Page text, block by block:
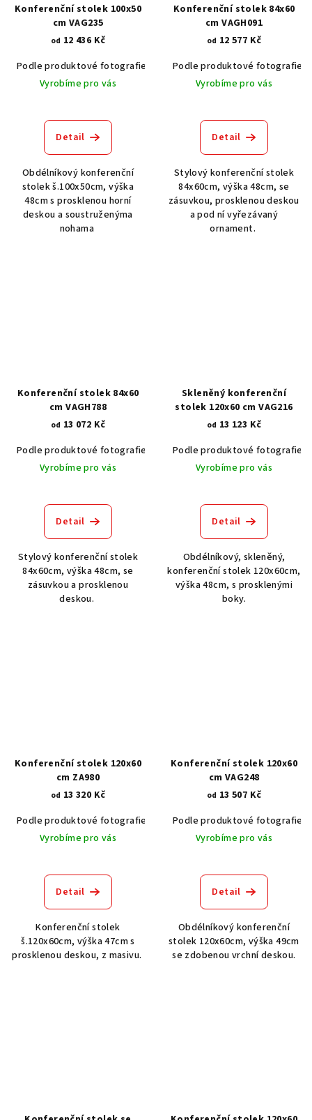
Konferenční stolek 100x50
cm VAG235
od 12 436 Kč
Podle produktové fotografie
Akát vintage BT1551
Dub světlý
Vyrobíme pro vás
Detail
Obdélníkový konferenční
stolek š.100x50cm, výška
48cm s prosklenou horní
deskou a soustruženýma
nohama
Konferenční stolek 84x60
cm VAGH091
od 12 577 Kč
Podle produktové fotografie
Vyrobíme pro vás
Detail
Stylový konferenční stolek
84x60cm, výška 48cm, se
zásuvkou, prosklenou deskou
a pod ní vyřezávaný
ornament.
Konferenční stolek 84x60
cm VAGH788
od 13 072 Kč
Podle produktové fotografie
Akát vintage BT1551
Dub světlý
Vyrobíme pro vás
Detail
Stylový konferenční stolek
84x60cm, výška 48cm, se
zásuvkou a prosklenou
deskou.
Skleněný konferenční
stolek 120x60 cm VAG216
od 13 123 Kč
Podle produktové fotografie
Vyrobíme pro vás
Detail
Obdélníkový, skleněný,
konferenční stolek 120x60cm,
výška 48cm, s prosklenými
boky.
Konferenční stolek 120x60
cm ZA980
od 13 320 Kč
Podle produktové fotografie
Akát vintage BT1551
Dub světlý
Vyrobíme pro vás
Detail
Konferenční stolek
š.120x60cm, výška 47cm s
prosklenou deskou, z masivu.
Konferenční stolek 120x60
cm VAG248
od 13 507 Kč
Podle produktové fotografie
Vyrobíme pro vás
Detail
Obdélníkový konferenční
stolek 120x60cm, výška 49cm
se zdobenou vrchní deskou.